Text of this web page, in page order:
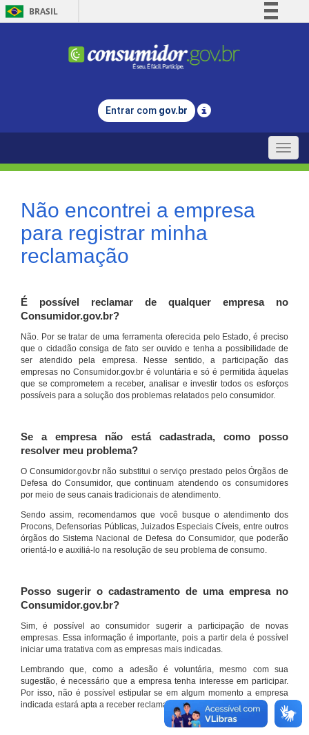
BRASIL
Comunica BR
Legislação
Entrar com gov.br
Toggle
Não encontrei a empresa
para registrar minha
reclamação
É possível reclamar de qualquer empresa no
Consumidor.gov.br?
Não. Por se tratar de uma ferramenta oferecida pelo Estado, é preciso
que o cidadão consiga de fato ser ouvido e tenha a possibilidade de
ser atendido pela empresa. Nesse sentido, a participação das
empresas no Consumidor.gov.br é voluntária e só é permitida àquelas
que se comprometem a receber, analisar e investir todos os esforços
possíveis para a solução dos problemas relatados pelo consumidor.
Se a empresa não está cadastrada, como posso
resolver meu problema?
O Consumidor.gov.br não substitui o serviço prestado pelos Órgãos de
Defesa do Consumidor, que continuam atendendo os consumidores
por meio de seus canais tradicionais de atendimento.
Sendo assim, recomendamos que você busque o atendimento dos
Procons, Defensorias Públicas, Juizados Especiais Cíveis, entre outros
órgãos do Sistema Nacional de Defesa do Consumidor, que poderão
orientá-lo e auxiliá-lo na resolução de seu problema de consumo.
Posso sugerir o cadastramento de uma empresa no
Consumidor.gov.br?
Sim, é possível ao consumidor sugerir a participação de novas
empresas. Essa informação é importante, pois a partir dela é possível
iniciar uma tratativa com as empresas mais indicadas.
Lembrando que, como a adesão é voluntária, mesmo com sua
sugestão, é necessário que a empresa tenha interesse em participar.
Por isso, não é possível estipular se em algum momento a empresa
indicada estará apta a receber reclamações por meio do site.